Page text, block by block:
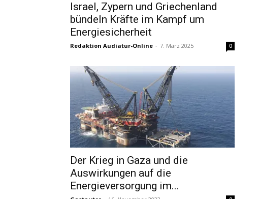
Israel, Zypern und Griechenland
bündeln Kräfte im Kampf um
Energiesicherheit
Redaktion Audiatur-Online - 7. März 2025 0
Der Krieg in Gaza und die
Auswirkungen auf die
Energieversorgung im...